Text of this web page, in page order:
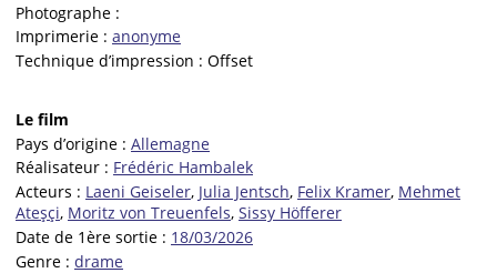
Photographe :
Imprimerie : anonyme
Technique d’impression : Offset
Le film
Pays d’origine : Allemagne
Réalisateur : Frédéric Hambalek
Acteurs : Laeni Geiseler, Julia Jentsch, Felix Kramer, Mehmet
Ateşçi, Moritz von Treuenfels, Sissy Höfferer
Date de 1ère sortie : 18/03/2026
Genre : drame